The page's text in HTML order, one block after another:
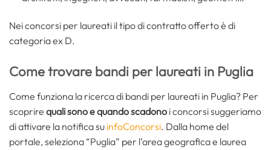
Nei concorsi per laureati il tipo di contratto offerto è di
categoria ex D.
Come trovare bandi per laureati in Puglia
Come funziona la ricerca di bandi per laureati in Puglia? Per
scoprire quali sono e quando scadono i concorsi suggeriamo
di attivare la notifica su infoConcorsi. Dalla home del
portale, seleziona “Puglia” per l’area geografica e laurea